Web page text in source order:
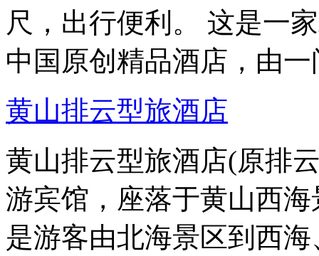
尺，出行便利。 这是一
中国原创精品酒店，由
黄山排云型旅酒店
黄山排云型旅酒店(原排
游宾馆，座落于黄山西
是游客由北海景区到西